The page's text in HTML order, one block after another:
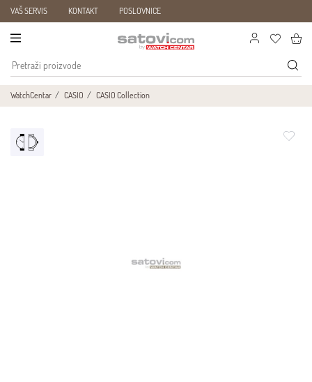
VAŠ SERVIS KONTAKT POSLOVNICE
WatchCentar CASIO CASIO Collection